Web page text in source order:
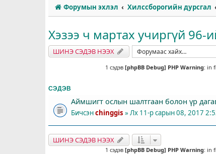
Форумын эхлэл Хилссборогийн дурсгал
Хэзээ ч мартах учиргүй 96-
ШИНЭ СЭДЭВ НЭЭХ
1 сэдэв [phpBB Debug] PHP Warning: in
СЭДЭВ
Аймшигт ослын шалтгаан болон үр
Бичсэнchinggis » Лх 11-р сарын 08, 2017
ШИНЭ СЭДЭВ НЭЭХ
1 сэдэв [phpBB Debug] PHP Warning: in